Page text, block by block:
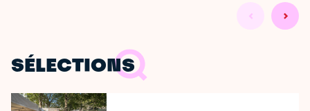
SÉLECTIONS